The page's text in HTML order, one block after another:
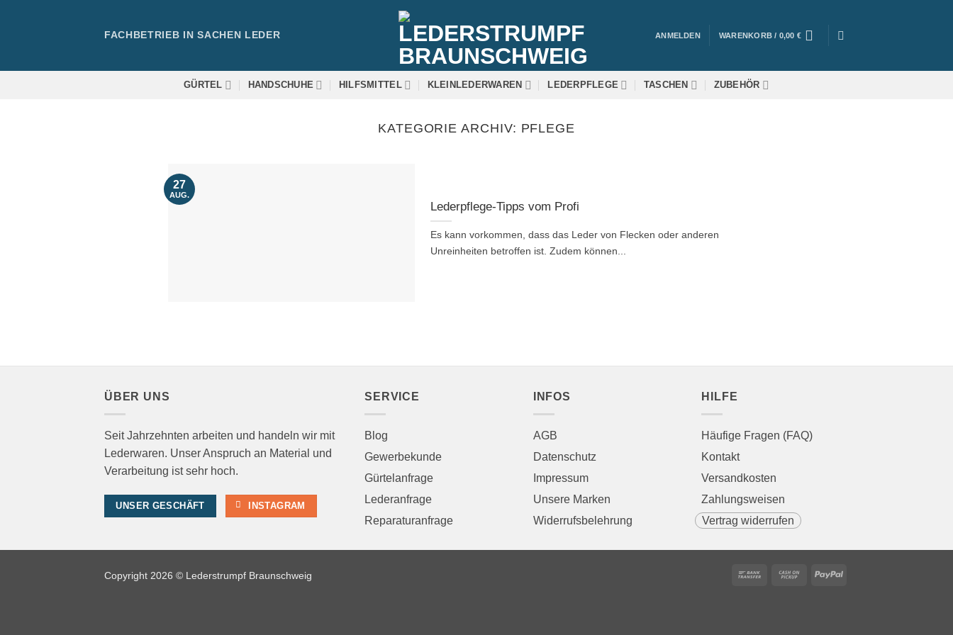
FACHBETRIEB IN SACHEN LEDER ANMELDEN WARENKORB / 0,00 €
GÜRTEL HANDSCHUHE HILFSMITTEL KLEINLEDERWAREN LEDERPFLEGE TASCHEN ZUBEHÖR
KATEGORIE ARCHIV: PFLEGE
Lederpflege-Tipps vom Profi
Es kann vorkommen, dass das Leder von Flecken oder anderen
Unreinheiten betroffen ist. Zudem können...
27
AUG.
ÜBER UNS
Seit Jahrzehnten arbeiten und handeln wir mit
Lederwaren. Unser Anspruch an Material und
Verarbeitung ist sehr hoch.
UNSER GESCHÄFT INSTAGRAM
SERVICE
Blog
Gewerbekunde
Gürtelanfrage
Lederanfrage
Reparaturanfrage
INFOS
AGB
Datenschutz
Impressum
Unsere Marken
Widerrufsbelehrung
HILFE
Häufige Fragen (FAQ)
Kontakt
Versandkosten
Zahlungsweisen
Vertrag widerrufen
Bank
Cash
Copyright 2026 © Lederstrumpf Braunschweig